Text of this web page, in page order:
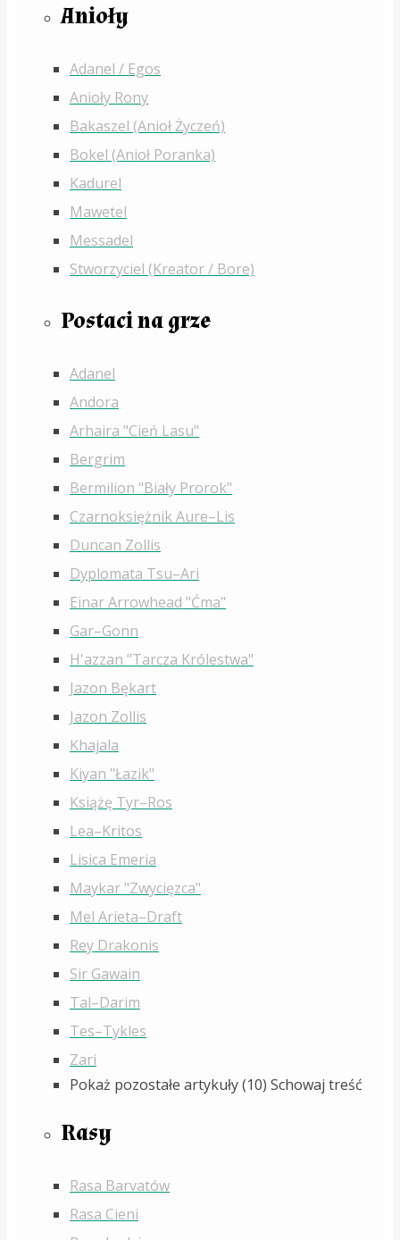
Anioły
Adanel / Egos
Anioły Rony
Bakaszel (Anioł Życzeń)
Bokel (Anioł Poranka)
Kadurel
Mawetel
Messadel
Stworzyciel (Kreator / Bore)
Postaci na grze
Adanel
Andora
Arhaira "Cień Lasu"
Bergrim
Bermilion "Biały Prorok"
Czarnoksiężnik Aure–Lis
Duncan Zollis
Dyplomata Tsu–Ari
Einar Arrowhead "Ćma"
Gar–Gonn
H'azzan "Tarcza Królestwa"
Jazon Bękart
Jazon Zollis
Khajala
Kiyan "Łazik"
Książę Tyr–Ros
Lea–Kritos
Lisica Emeria
Maykar "Zwycięzca"
Mel Arieta–Draft
Rey Drakonis
Sir Gawain
Tal–Darim
Tes–Tykles
Zari
Pokaż pozostałe artykuły (10) Schowaj treść
Rasy
Rasa Barvatów
Rasa Cieni